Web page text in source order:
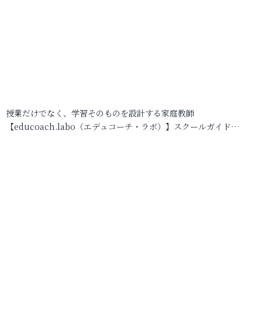
授業だけでなく、学習そのものを設計する家庭教師
【educoach.labo（エデュコーチ・ラボ）】スクールガイド…